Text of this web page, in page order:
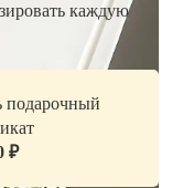
каждую
подарочный
₽